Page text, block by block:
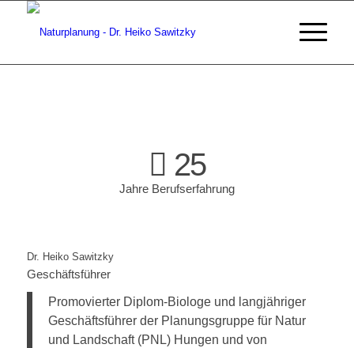
25
Jahre Berufserfahrung
Dr. Heiko Sawitzky
Geschäftsführer
Promovierter Diplom-Biologe und langjähriger
Geschäftsführer der Planungsgruppe für Natur
und Landschaft (PNL) Hungen und von